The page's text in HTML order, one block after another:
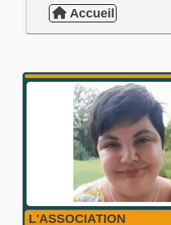
Accueil
L'ASSOCIATION